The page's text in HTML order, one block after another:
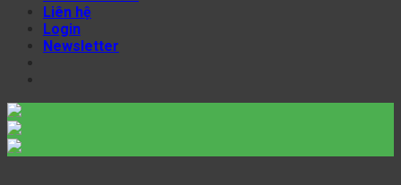
Liên hệ
Login
Newsletter